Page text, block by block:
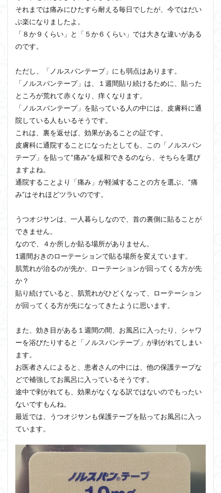
それまでは痛みにひたすら耐える毎日でしたが、今ではだい
ぶ楽になりましたよ。
「８か９くらい」と「５か６くらい」では大きな違いがある
のです。
ただし、「ノルスパンテープ」にも弱点はあります。
「ノルスパンテープ」は、１週間貼り続けるために、貼った
ところが荒れて赤くなり、痒くなります。
「ノルスパンテープ」を貼っている人の中には、皮膚科に通
院している人もいるそうです。
これは、裏を返せば、効果があることの証です。
皮膚科に通院することになったとしても、この「ノルスパン
テープ」を貼って“痛み”を緩和できるのなら、そちらを選び
ますよね。
通院することより「痛み」が軽減することの方を選ぶ、“痛
み”はそれほどツラいのです。
うつオジサンは、一人暮らしなので、首の裏側に貼ることが
できません。
なので、４か所しか貼る場所がありません。
1週間おきのローテーションで貼る場所を変えています。
肌荒れが治るのが先か、ローテーションが回ってくる方が先
か？
貼り続けていると、肌荒れがひどくなって、ローテーション
が回ってくる方が先になってきたように思います。
また、効き目がある１週間の間、お風呂に入ったり、シャワ
ーを浴びたりすると「ノルスパンテープ」が剥がれてしまい
ます。
お医者さんによると、患者さんの中には、他の保護テープな
どで補強してお風呂に入っているそうです。
途中で剥がれても、効果がなくなる訳ではないのでもったい
ないですもんね。
最近では、うつオジサンも保護テープを貼ってお風呂に入っ
ています。